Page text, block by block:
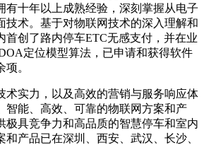
有十年以上成熟经验，深刻掌握从电子
技术。基于对物联网技术的深入理解和
首创了路内停车ETC无感支付，并在业
定位模型算法，已申请和获得软件
。
术实力，以及高效的营销与服务响应体
智能、高效、可靠的物联网方案和产
极具竞争力和高品质的智慧停车和室内
产品已在深圳、西安、武汉、长沙、